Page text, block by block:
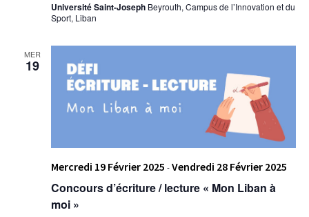
Université Saint-Joseph Beyrouth, Campus de l’Innovation et du
Sport, Liban
MER
19
Mercredi 19 Février 2025 -Vendredi 28 Février 2025
Concours d’écriture / lecture « Mon Liban à
moi »